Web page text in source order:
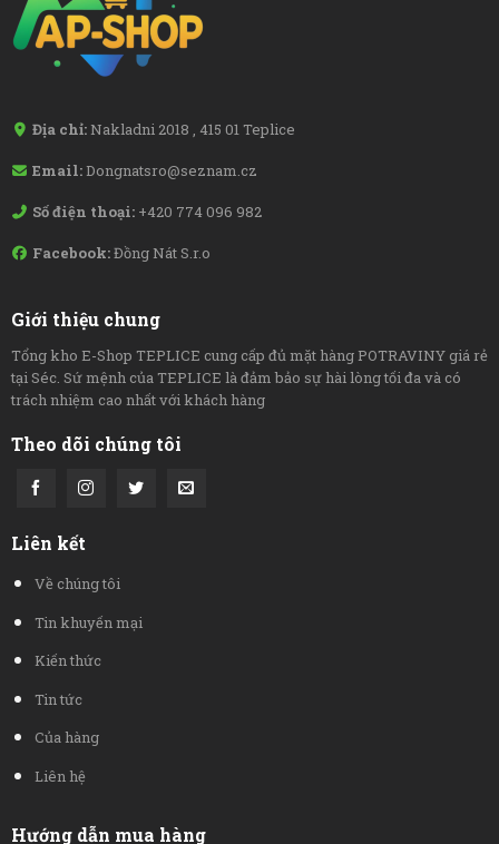
Địa chỉ: Nakladni 2018 , 415 01 Teplice
Email:Dongnatsro@seznam.cz
Số điện thoại: +420 774 096 982
Facebook:Đồng Nát S.r.o
Giới thiệu chung
Tổng kho E-Shop TEPLICE cung cấp đủ mặt hàng POTRAVINY giá rẻ
tại Séc. Sứ mệnh của TEPLICE là đảm bảo sự hài lòng tối đa và có
trách nhiệm cao nhất với khách hàng
Theo dõi chúng tôi
Liên kết
Về chúng tôi
Tin khuyến mại
Kiến thức
Tin tức
Của hàng
Liên hệ
Hướng dẫn mua hàng